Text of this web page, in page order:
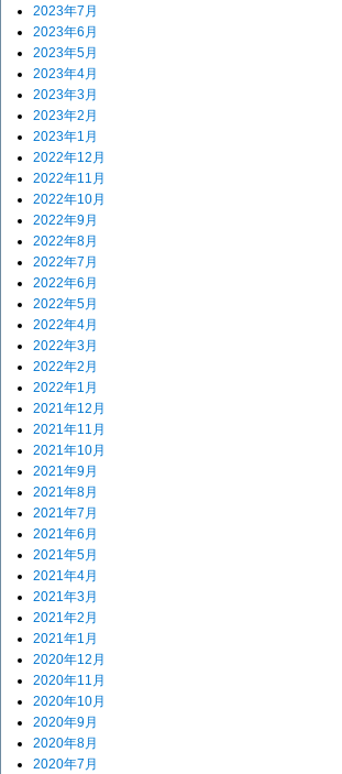
2023年7月
2023年6月
2023年5月
2023年4月
2023年3月
2023年2月
2023年1月
2022年12月
2022年11月
2022年10月
2022年9月
2022年8月
2022年7月
2022年6月
2022年5月
2022年4月
2022年3月
2022年2月
2022年1月
2021年12月
2021年11月
2021年10月
2021年9月
2021年8月
2021年7月
2021年6月
2021年5月
2021年4月
2021年3月
2021年2月
2021年1月
2020年12月
2020年11月
2020年10月
2020年9月
2020年8月
2020年7月